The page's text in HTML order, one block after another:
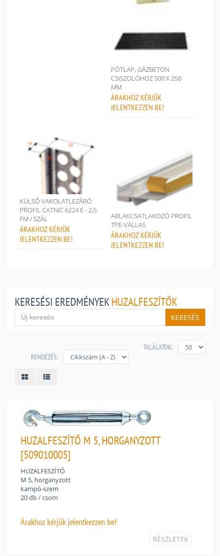
PÓTLAP, GÁZBETON
CSISZOLÓHOZ 500 X 250
MM
ÁRAKHOZ KÉRJÜK
JELENTKEZZEN BE!
KÜLSŐ VAKOLATLEZÁRÓ
PROFIL CATNIC 6224 E - 2,5
FM / SZÁL
ÁRAKHOZ KÉRJÜK
JELENTKEZZEN BE!
ABLAKCSATLAKOZÓ PROFIL
TPE-VÁLLAS
ÁRAKHOZ KÉRJÜK
JELENTKEZZEN BE!
KERESÉSI EREDMÉNYEK HUZALFESZÍTŐK
KERESÉS
TALÁLATOK:
RENDEZÉS:
HUZALFESZÍTŐ M 5, HORGANYZOTT
[509010005]
HUZALFESZÍTŐ
M 5, horganyzott
kampó-szem
20 db / csom
Árakhoz kérjük jelentkezzen be!
RÉSZLETEK